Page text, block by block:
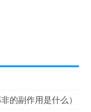
的副作用是什么）